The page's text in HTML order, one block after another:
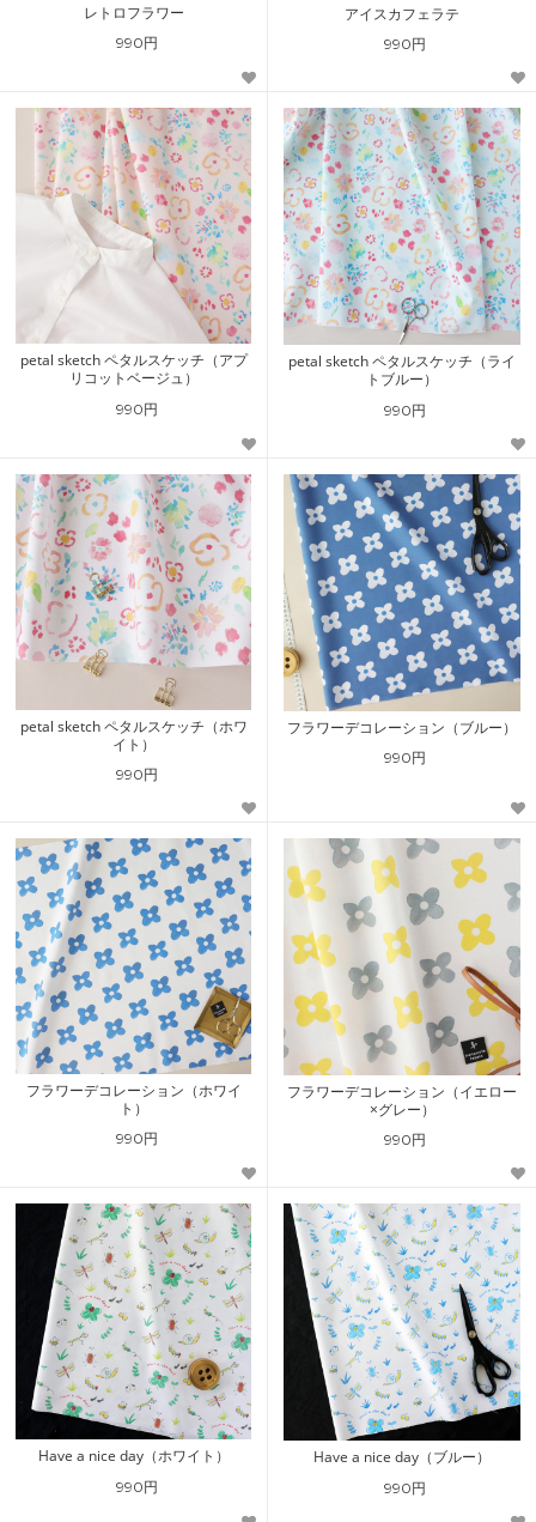
レトロフラワー
990円
アイスカフェラテ
990円
petal sketch ペタルスケッチ（アプ
リコットベージュ）
990円
petal sketch ペタルスケッチ（ライ
トブルー）
990円
petal sketch ペタルスケッチ（ホワ
イト）
990円
フラワーデコレーション（ブルー）
990円
フラワーデコレーション（ホワイ
ト）
990円
フラワーデコレーション（イエロー
×グレー）
990円
Have a nice day（ホワイト）
990円
Have a nice day（ブルー）
990円